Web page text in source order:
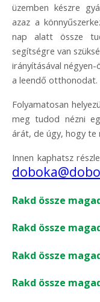
üzemben készre
azaz a
nap alatt össze
segítségre van
irányításával
a leendő otthonodat.
Folyamatosan
meg tudod nézni
árát, de úgy, hogy te
Innen kaphatsz
Rakd össze
Rakd össze
Rakd össze
Rakd össze